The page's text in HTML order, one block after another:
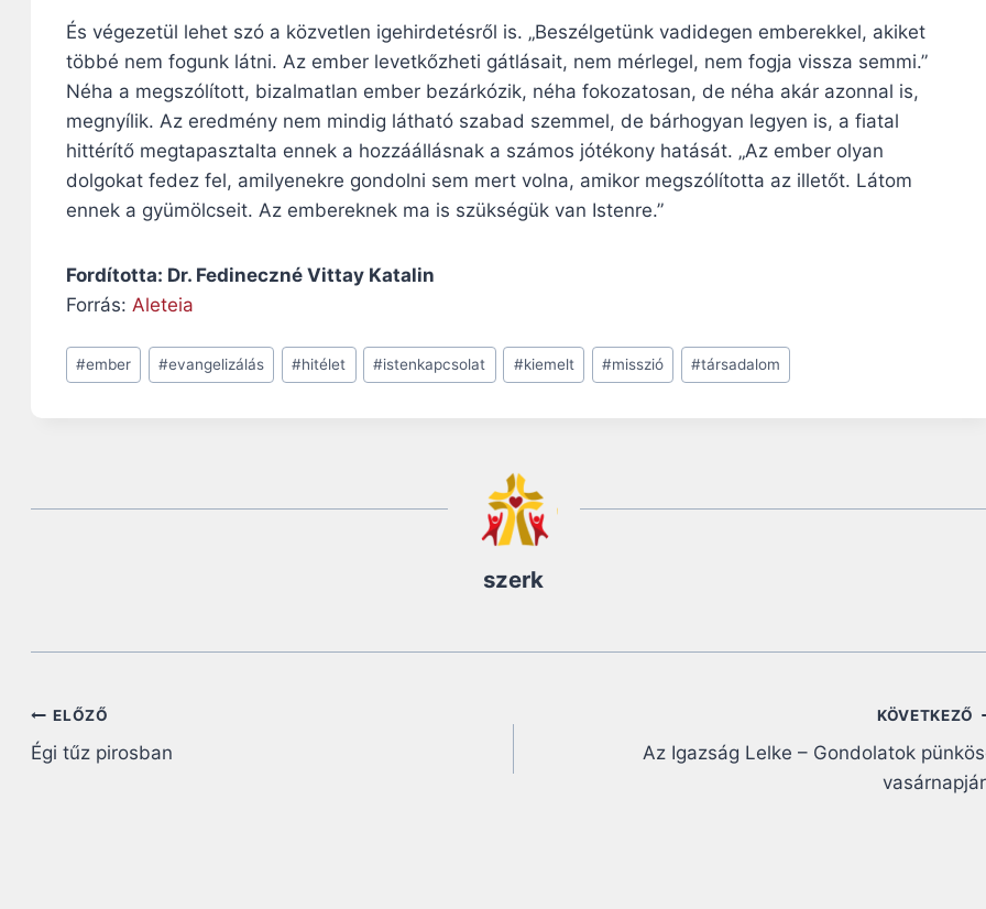
És végezetül lehet szó a közvetlen igehirdetésről is. „Beszélgetünk vadidegen emberekkel, akiket
többé nem fogunk látni. Az ember levetkőzheti gátlásait, nem mérlegel, nem fogja vissza semmi.”
Néha a megszólított, bizalmatlan ember bezárkózik, néha fokozatosan, de néha akár azonnal is,
megnyílik. Az eredmény nem mindig látható szabad szemmel, de bárhogyan legyen is, a fiatal
hittérítő megtapasztalta ennek a hozzáállásnak a számos jótékony hatását. „Az ember olyan
dolgokat fedez fel, amilyenekre gondolni sem mert volna, amikor megszólította az illetőt. Látom
ennek a gyümölcseit. Az embereknek ma is szükségük van Istenre.”
Fordította: Dr. Fedineczné Vittay Katalin
Forrás: Aleteia
Post
Tags:
#ember #evangelizálás #hitélet #istenkapcsolat #kiemelt #misszió #társadalom
szerk
Bejegyzés
navigáció
ELŐZŐ
Égi tűz pirosban
KÖVETKEZŐ
Az Igazság Lelke – Gondolatok